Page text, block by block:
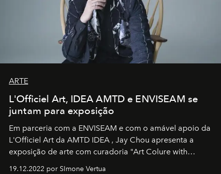
ARTE
L'Officiel Art, IDEA AMTD e ENVISEAM se
juntam para exposição
Em parceria com a ENVISEAM e com o amável apoio da
L'Officiel Art da AMTD IDEA , Jay Chou apresenta a
exposição de arte com curadoria "Art Colure with
19.12.2022 por SImone Vertua